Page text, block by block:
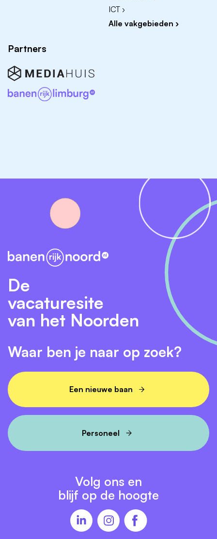
VCA-certificaat is een pré
Nederlands; Engels/Duits is een pré
ICT ›
Alle vakgebieden ›
Partners
De
vacaturesite
van het Noorden
Waar ben je naar op zoek?
Een nieuwe baan
Personeel
Volg ons en
blijf op de hoogte